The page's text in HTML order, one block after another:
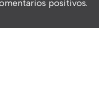
positivos.